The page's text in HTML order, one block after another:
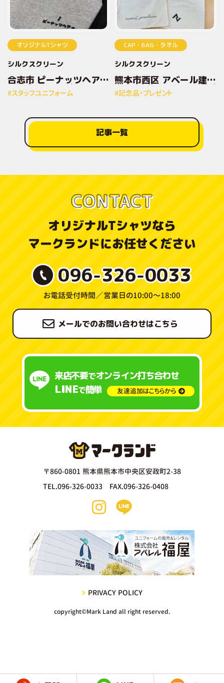
オリジナルTシャツ
シルクスクリーン
合志市 ピーナッツヘアー
様 オリジナルプリントT
シャツ
#スタッフユニフォーム
CAP・BAG・タオル
シルクスクリーン
熊本市西区 アベール建設
株式会社様 オリジナルプ
リントトートバッグ
#記念品・プレゼント
記事一覧
CONTACT
オリジナルTシャツなら
マークランドにお任せください
096-326-0033
お電話受付時間／営業日の10:00〜18:00
メールでのお問い合わせはこちら
来店不要でオンライン打ち合わせ
LINEで簡単 友達追加はこちらから
〒860-0801 熊本県熊本市中央区安政町2-38
TEL.096-326-0033 FAX.096-326-0408
PRIVACY POLICY
copyright©Mark Land all right reserved.